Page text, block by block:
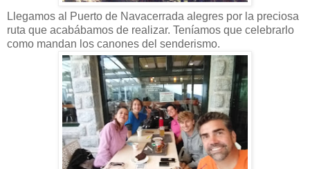
Llegamos al Puerto de Navacerrada alegres por la preciosa
ruta que acabábamos de realizar. Teníamos que celebrarlo
como mandan los canones del senderismo.